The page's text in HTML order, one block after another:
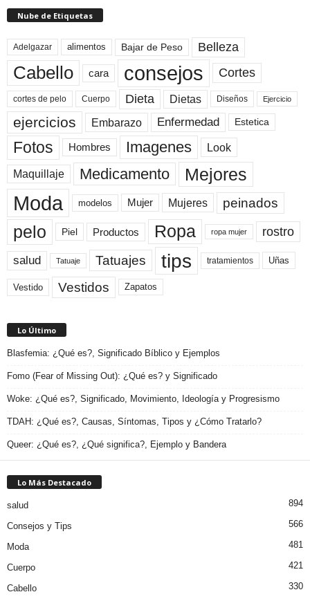
Nube de Etiquetas
Adelgazar alimentos Bajar de Peso Belleza
Cabello cara consejos Cortes
cortes de pelo Cuerpo Dieta Dietas Diseños Ejercicio
ejercicios Embarazo Enfermedad Estetica
Fotos Hombres Imagenes Look
Maquillaje Medicamento Mejores
Moda modelos Mujer Mujeres peinados
pelo Piel Productos Ropa ropa mujer rostro
salud Tatuaje Tatuajes tips tratamientos Uñas
Vestido Vestidos Zapatos
Lo Último
Blasfemia: ¿Qué es?, Significado Bíblico y Ejemplos
Fomo (Fear of Missing Out): ¿Qué es? y Significado
Woke: ¿Qué es?, Significado, Movimiento, Ideología y Progresismo
TDAH: ¿Qué es?, Causas, Síntomas, Tipos y ¿Cómo Tratarlo?
Queer: ¿Qué es?, ¿Qué significa?, Ejemplo y Bandera
Lo Más Destacado
salud 894
Consejos y Tips 566
Moda 481
Cuerpo 421
Cabello 330